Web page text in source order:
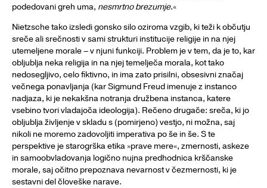
podedovani greh uma, nesmrtno brezumje.«
Nietzsche tako izsledi gonsko silo oziroma vzgib, ki teži k občutju
sreče ali srečnosti v sami strukturi institucije religije in na njej
utemeljene morale – v njuni funkciji. Problem je v tem, da je to, kar
obljublja neka religija in na njej temelječa morala, kot tako
nedosegljivo, celo fiktivno, in ima zato prisilni, obsesivni značaj
večnega ponavljanja (kar Sigmund Freud imenuje z instanco
nadjaza, ki je nekakšna notranja družbena instanca, katere
vsebino tvori vladajoča ideologija). Rečeno drugače: sreča, ki jo
obljublja življenje v skladu s (pomirjeno) vestjo, ni možna, saj
nikoli ne moremo zadovoljiti imperativa po še in še. S te
perspektive je starogrška etika »prave mere«, zmernosti, askeze
in samoobvladovanja logično nujna predhodnica krščanske
morale, saj očitno prepoznava nevarnost v čezmernosti, ki je
sestavni del človeške narave.